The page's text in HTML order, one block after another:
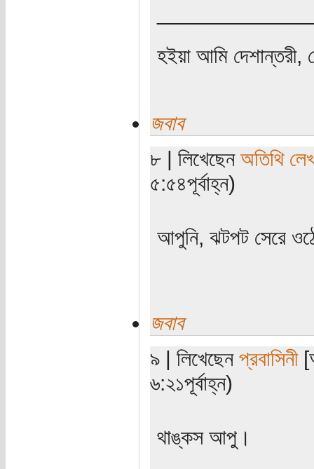
হইয়া আমি দেশান্তরী,
জবাব
৮ | লিখেছেন অতিথি
৫:৫৪পূর্বাহ্ন)
আপুনি, ঝটপট সেরে
জবাব
৯ | লিখেছেন প্রবাসিনী
৬:২১পূর্বাহ্ন)
থাঙ্কস আপু।